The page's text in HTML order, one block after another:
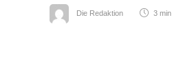
Die Redaktion 3 min